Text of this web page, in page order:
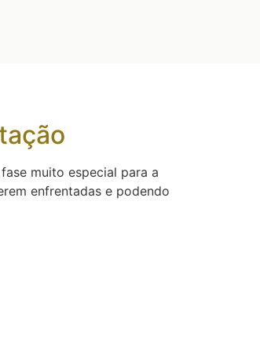
muito especial para a
enfrentadas e podendo